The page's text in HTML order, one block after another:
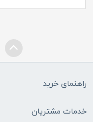
راهنمای خرید
خدمات مشتریان